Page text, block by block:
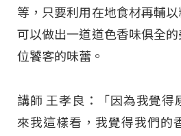
等，只要利用在地食材再輔
可以做出一道道色香味俱全
位饕客的味蕾。
講師 王孝良：「因為我覺得
來我這樣看，我覺得我們的